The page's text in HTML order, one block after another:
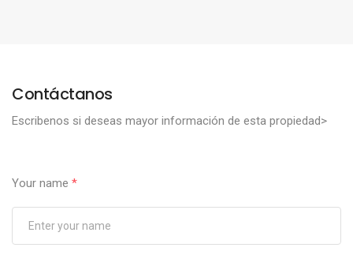
Contáctanos
Escribenos si deseas mayor información de esta propiedad>
Your name *